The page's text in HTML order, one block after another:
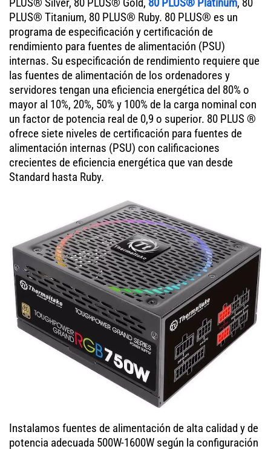
PLUS® Silver, 80 PLUS® Gold, 80 PLUS® Platinum, 80
PLUS® Titanium, 80 PLUS® Ruby. 80 PLUS® es un
programa de especificación y certificación de
rendimiento para fuentes de alimentación (PSU)
internas. Su especificación de rendimiento requiere que
las fuentes de alimentación de los ordenadores y
servidores tengan una eficiencia energética del 80% o
mayor al 10%, 20%, 50% y 100% de la carga nominal con
un factor de potencia real de 0,9 o superior. 80 PLUS ®
ofrece siete niveles de certificación para fuentes de
alimentación internas (PSU) con calificaciones
crecientes de eficiencia energética que van desde
Standard hasta Ruby.
Instalamos fuentes de alimentación de alta calidad y de
potencia adecuada 500W-1600W según la configuración